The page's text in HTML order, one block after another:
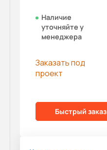
Наличие
уточняйте у
менеджера
Заказать под
проект
Быстрый заказ